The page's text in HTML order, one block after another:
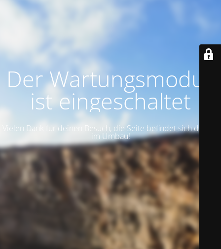
Der Wartungsmodus
ist eingeschaltet
Vielen Dank für deinen Besuch, die Seite befindet sich derzeit
im Umbau!